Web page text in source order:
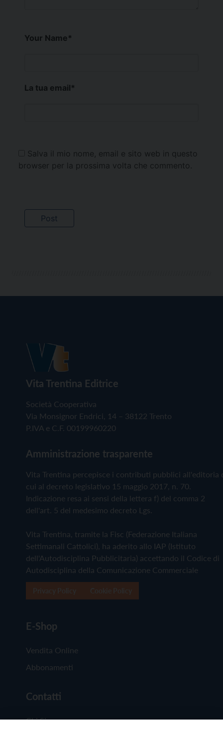
Your Name*
La tua email*
Salva il mio nome, email e sito web in questo
browser per la prossima volta che commento.
Vita Trentina Editrice
Società Cooperativa
Via Monsignor Endrici, 14 – 38122 Trento
P.IVA e C.F. 00199960220
Amministrazione trasparente
Vita Trentina percepisce i contributi pubblici all'editoria
cui al decreto legislativo 15 maggio 2017, n. 70.
Indicazione resa ai sensi della lettera f) del comma 2
dell'art. 5 del medesimo decreto Lgs.
Vita Trentina, tramite la Fisc (Federazione Italiana
Settimanali Cattolici), ha aderito allo IAP (Istituto
dell'Autodisciplina Pubblicitaria) accettando il Codice di
Autodisciplina della Comunicazione Commerciale
E-Shop
Vendita Online
Abbonamenti
Contatti
Chi Siamo